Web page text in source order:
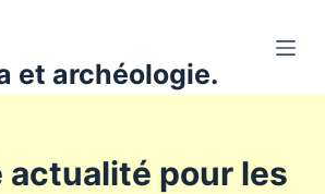
et archéologie.
actualité pour les